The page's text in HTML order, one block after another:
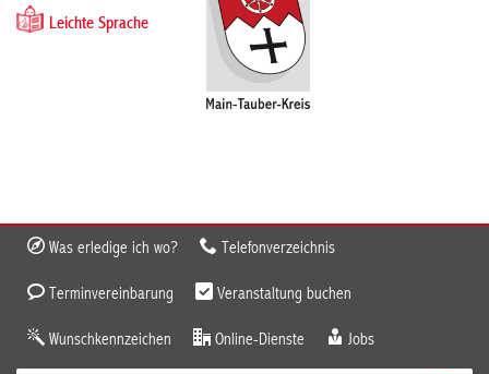
Leichte Sprache
Was erledige ich wo? Telefonverzeichnis
Terminvereinbarung Veranstaltung buchen
Wunschkennzeichen Online-Dienste Jobs